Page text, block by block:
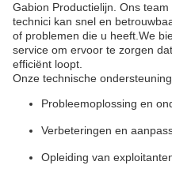
Gabion Productielijn. Ons
technici kan snel en
of problemen die u heeft.We
service om ervoor te zorgen
efficiënt loopt.
Onze technische
Probleemoplossing en
Verbeteringen en
Opleiding van